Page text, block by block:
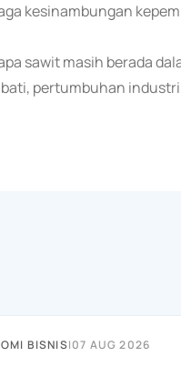
kesinambungan
sawit masih berada
pertumbuhan
BISNIS|07 AUG 2026